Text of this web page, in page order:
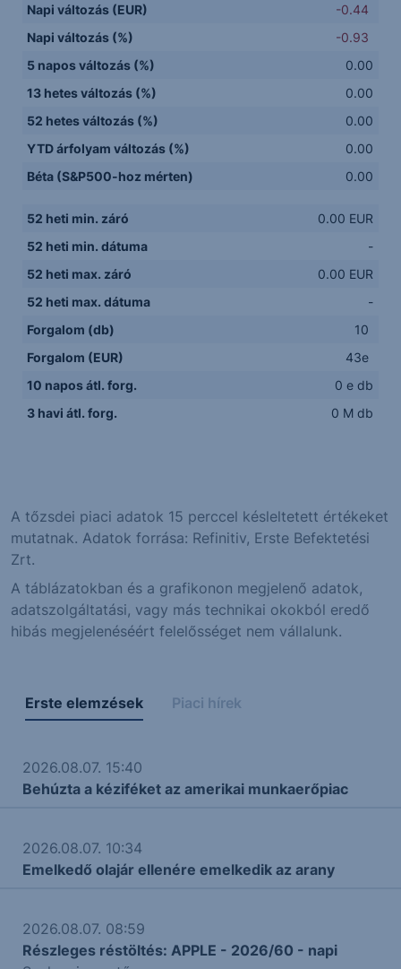
Napi változás (EUR)
-0.44
Napi változás (%)
-0.93
5 napos változás (%)
0.00
13 hetes változás (%)
0.00
52 hetes változás (%)
0.00
YTD árfolyam változás (%)
0.00
Béta (S&P500-hoz mérten)
0.00
52 heti min. záró
0.00 EUR
52 heti min. dátuma
-
52 heti max. záró
0.00 EUR
52 heti max. dátuma
-
Forgalom (db)
10
Forgalom (EUR)
43e
10 napos átl. forg.
0 e db
3 havi átl. forg.
0 M db
A tőzsdei piaci adatok 15 perccel késleltetett értékeket
mutatnak. Adatok forrása: Refinitiv, Erste Befektetési
Zrt.
A táblázatokban és a grafikonon megjelenő adatok,
adatszolgáltatási, vagy más technikai okokból eredő
hibás megjelenéséért felelősséget nem vállalunk.
Erste elemzések Piaci hírek
2026.08.07. 15:40
Behúzta a kéziféket az amerikai munkaerőpiac
2026.08.07. 10:34
Emelkedő olajár ellenére emelkedik az arany
2026.08.07. 08:59
Részleges réstöltés: APPLE - 2026/60 - napi